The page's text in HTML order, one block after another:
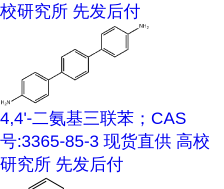
校研究所 先发后付
4,4'-二氨基三联苯；CAS
号:3365-85-3 现货直供 高校
研究所 先发后付